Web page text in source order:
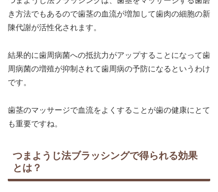
き方法でもあるので歯茎の血流が増加して歯肉の細胞の新
陳代謝が活性化されます。
結果的に歯周病菌への抵抗力がアップすることになって歯
周病菌の増殖が抑制されて歯周病の予防になるというわけ
です。
歯茎のマッサージで血流をよくすることが歯の健康にとて
も重要ですね。
つまようじ法ブラッシングで得られる効果
とは？